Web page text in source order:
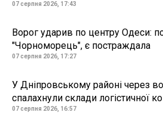
07 серпня 2026, 17:43
Ворог ударив по центру Одеси:
"Чорноморець", є постраждала
07 серпня 2026, 17:27
У Дніпровському районі через
спалахнули склади логістичної
07 серпня 2026, 16:57